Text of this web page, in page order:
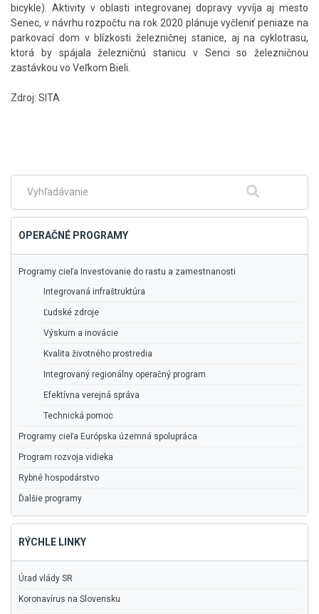
bicykle). Aktivity v oblasti integrovanej dopravy vyvíja aj mesto
Senec, v návrhu rozpočtu na rok 2020 plánuje vyčleniť peniaze na
parkovací dom v blízkosti železničnej stanice, aj na cyklotrasu,
ktorá by spájala železničnú stanicu v Senci so železničnou
zastávkou vo Veľkom Bieli.​
Zdroj: SITA
hlavné
menu
Fulltextové
Hľadať
OPERAČNÉ PROGRAMY
Programy cieľa Investovanie do rastu a zamestnanosti
Integrovaná infraštruktúra
Ľudské zdroje
Výskum a inovácie
Kvalita životného prostredia
Integrovaný regionálny operačný program
Efektívna verejná správa
Technická pomoc
Programy cieľa Európska územná spolupráca
Program rozvoja vidieka
Rybné hospodárstvo
Ďalšie programy
RÝCHLE LINKY
Úrad vlády SR
Koronavírus na Slovensku